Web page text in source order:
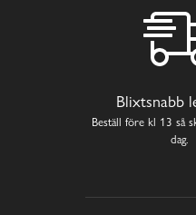
Blixtsnabb
Beställ före kl 13 så
dag.